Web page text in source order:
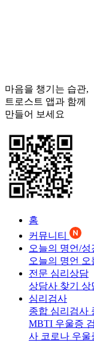
마음을 챙기는 습관,
트로스트 앱과 함께
만들어 보세요
홈
커뮤니티
오늘의 명언/성
오늘의 명언 오
전문 심리상담
상담사 찾기 상
심리검사
종합 심리검사
MBTI 우울증
사 코로나 우울